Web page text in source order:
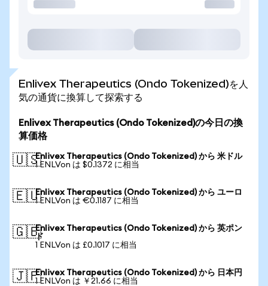
Enlivex Therapeutics (Ondo Tokenized)を人
気の通貨に換算して探索する
Enlivex Therapeutics (Ondo Tokenized)の今日の換
算価格
🇺🇸Enlivex Therapeutics (Ondo Tokenized) から 米ドル
1 ENLVon は $0.1372 に相当
🇪🇺Enlivex Therapeutics (Ondo Tokenized) から ユーロ
1 ENLVon は €0.1187 に相当
🇬🇧Enlivex Therapeutics (Ondo Tokenized) から 英ポン
ド
1 ENLVon は £0.1017 に相当
🇯🇵Enlivex Therapeutics (Ondo Tokenized) から 日本円
1 ENLVon は ￥21.66 に相当